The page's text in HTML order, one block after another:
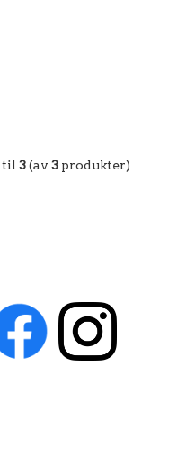
til 3(av 3 produkter)